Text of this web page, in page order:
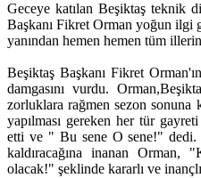
Geceye katılan Beşiktaş teknik
Başkanı Fikret Orman yoğun
yanından hemen hemen tüm
Beşiktaş Başkanı Fikret
damgasını vurdu.
zorluklara rağmen sezon
yapılması gereken her tür
etti ve " Bu sene O sene!" dedi.
kaldıracağına inanan Orman,
olacak!" şeklinde kararlı ve